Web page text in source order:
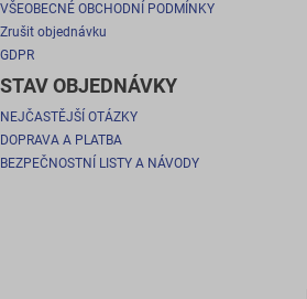
VŠEOBECNÉ OBCHODNÍ PODMÍNKY
Zrušit objednávku
GDPR
STAV OBJEDNÁVKY
NEJČASTĚJŠÍ OTÁZKY
DOPRAVA A PLATBA
BEZPEČNOSTNÍ LISTY A NÁVODY